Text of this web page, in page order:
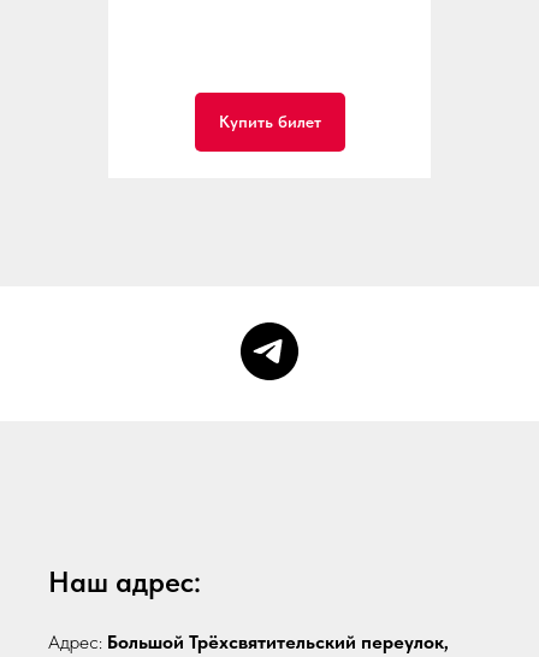
Купить билет
Наш адрес:
Адрес: Большой Трёхсвятительский переулок,